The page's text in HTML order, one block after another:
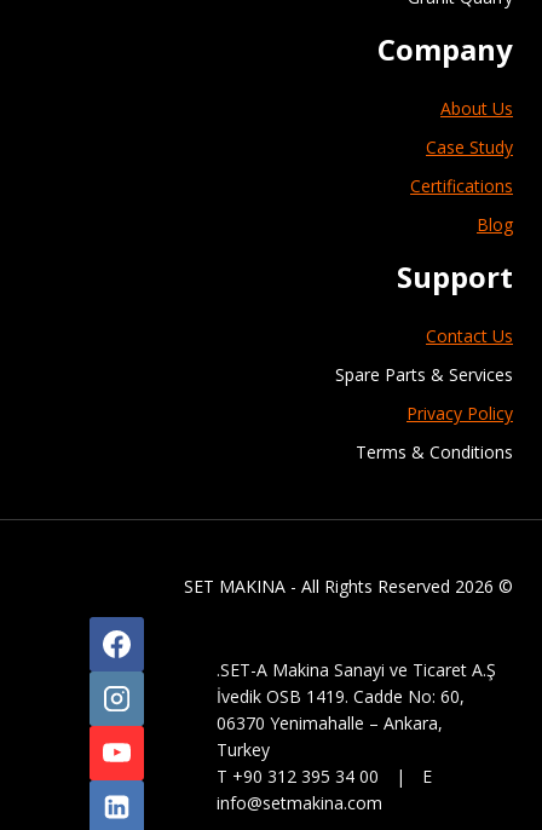
Company
About Us
Case Study
Certifications
Blog
Support
Contact Us
Spare Parts & Services
Privacy Policy
Terms & Conditions
© 2026 SET MAKINA - All Rights Reserved
SET-A Makina Sanayi ve Ticaret A.Ş.
İvedik OSB 1419. Cadde No: 60,
06370 Yenimahalle – Ankara,
Turkey
T +90 312 395 34 00 | E
info@setmakina.com